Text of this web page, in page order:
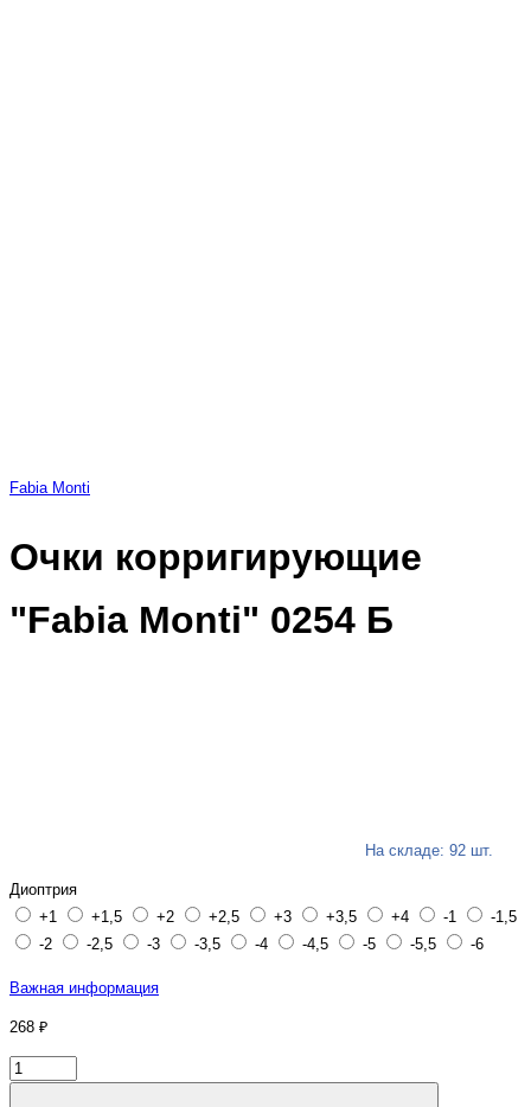
Fabia Monti
Очки корригирующие
"Fabia Monti" 0254 Б
На складе: 92 шт.
Диоптрия
+1
+1,5 +2 +2,5 +3 +3,5 +4 -1
-1,5
-2
-2,5 -3 -3,5 -4 -4,5 -5 -5,5 -6
Важная информация
268 ₽